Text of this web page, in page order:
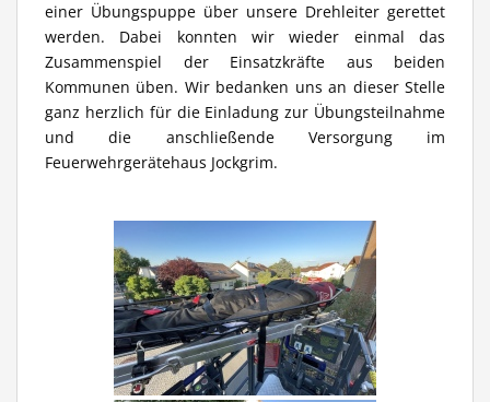
einer Übungspuppe über unsere Drehleiter gerettet
werden. Dabei konnten wir wieder einmal das
Zusammenspiel der Einsatzkräfte aus beiden
Kommunen üben. Wir bedanken uns an dieser Stelle
ganz herzlich für die Einladung zur Übungsteilnahme
und die anschließende Versorgung im
Feuerwehrgerätehaus Jockgrim.